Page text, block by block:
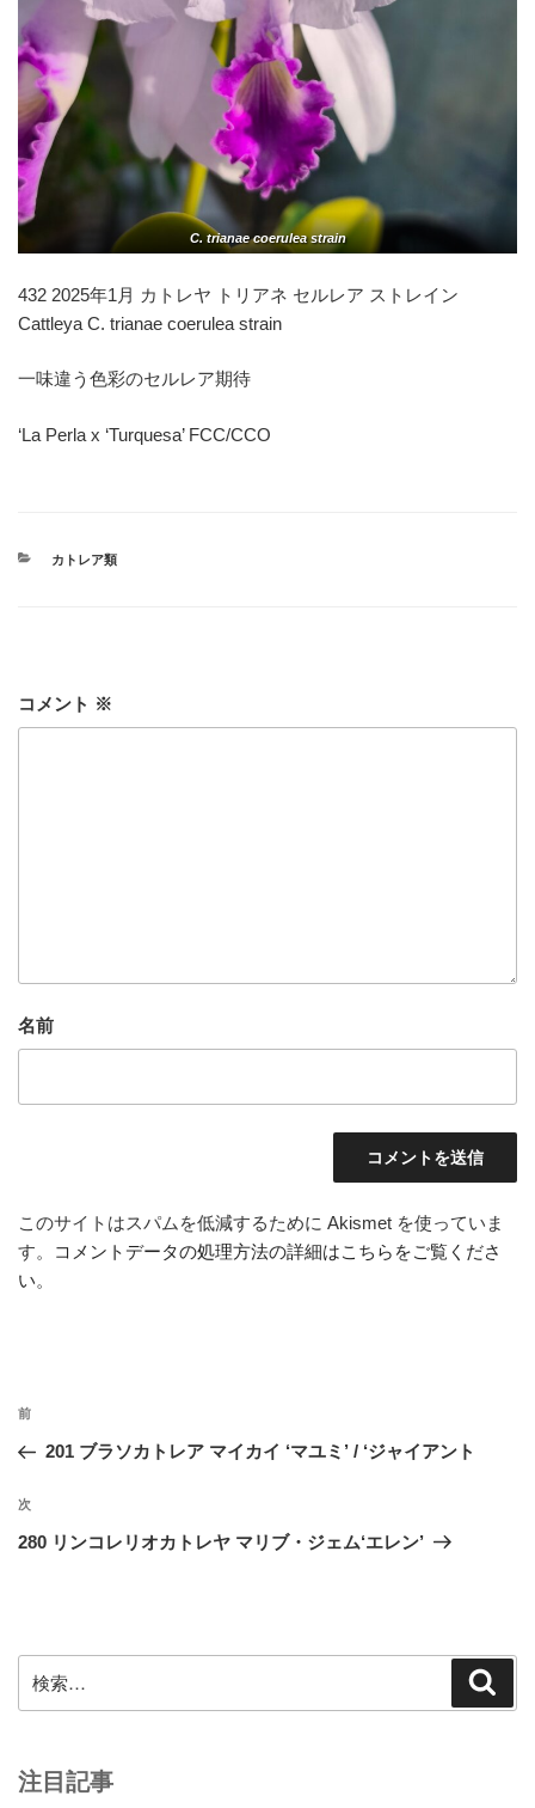
C. trianae coerulea strain
432 2025年1月 カトレヤ トリアネ セルレア ストレイン
Cattleya C. trianae coerulea strain
一味違う色彩のセルレア期待
‘La Perla x ‘Turquesa’ FCC/CCO
カ
カトレア類
コメント ※
名前
このサイトはスパムを低減するために Akismet を使っていま
す。
コメントデータの処理方法の詳細はこちらをご覧くださ
い。
投
ナ
ビ
ゲ
ン
前
の
稿
前
201 ブラソカトレア マイカイ ‘マユミ’ / ‘ジャイアント
次
の
次
280 リンコレリオカトレヤ マリブ・ジェム‘エレン’
索:
注目記事